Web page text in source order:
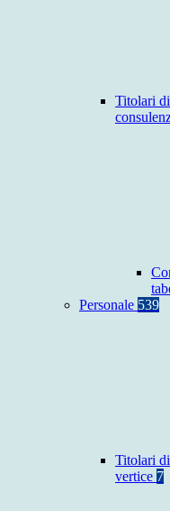
Titolari
Personale 539
Titolari
vertice 7